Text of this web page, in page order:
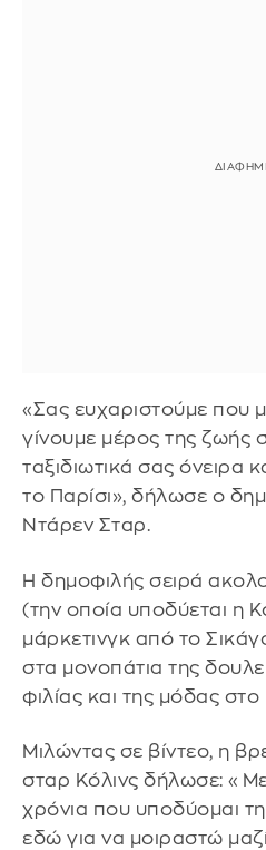
«Σας ευχαριστούμε που
γίνουμε μέρος της ζωής
ταξιδιωτικά σας όνειρα
το Παρίσι», δήλωσε ο
Ντάρεν Σταρ.
Η δημοφιλής σειρά
(την οποία υποδύεται η
μάρκετινγκ από το
στα μονοπάτια της
φιλίας και της μόδας στο
Μιλώντας σε βίντεο, η
σταρ Κόλινς δήλωσε:
χρόνια που υποδύομαι
εδώ για να μοιραστώ